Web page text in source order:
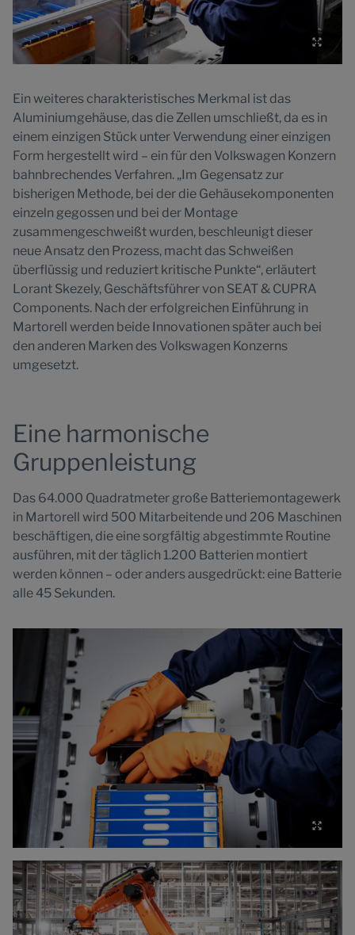
Ein weiteres charakteristisches Merkmal ist das
Aluminiumgehäuse, das die Zellen umschließt, da es in
einem einzigen Stück unter Verwendung einer einzigen
Form hergestellt wird – ein für den Volkswagen Konzern
bahnbrechendes Verfahren. „Im Gegensatz zur
bisherigen Methode, bei der die Gehäusekomponenten
einzeln gegossen und bei der Montage
zusammengeschweißt wurden, beschleunigt dieser
neue Ansatz den Prozess, macht das Schweißen
überflüssig und reduziert kritische Punkte“, erläutert
Lorant Skezely, Geschäftsführer von SEAT & CUPRA
Components. Nach der erfolgreichen Einführung in
Martorell werden beide Innovationen später auch bei
den anderen Marken des Volkswagen Konzerns
umgesetzt.
Eine harmonische
Gruppenleistung
Das 64.000 Quadratmeter große Batteriemontagewerk
in Martorell wird 500 Mitarbeitende und 206 Maschinen
beschäftigen, die eine sorgfältig abgestimmte Routine
ausführen, mit der täglich 1.200 Batterien montiert
werden können – oder anders ausgedrückt: eine Batterie
alle 45 Sekunden.